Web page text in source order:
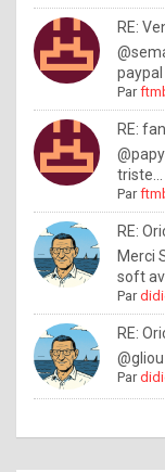
RE:
paypal
Par
RE:
triste...
Par
RE:
Merci
soft
Par
RE:
Par